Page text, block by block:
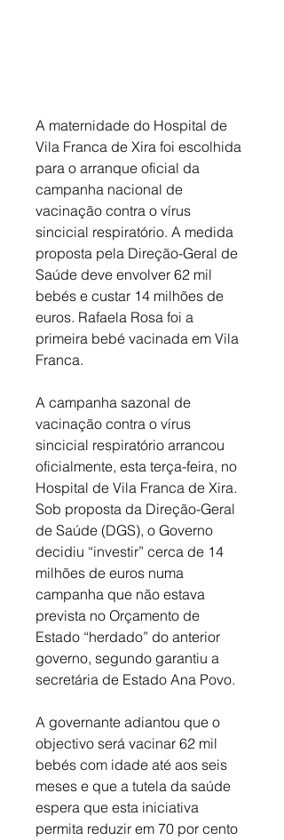
A maternidade do Hospital de
Vila Franca de Xira foi escolhida
para o arranque oficial da
campanha nacional de
vacinação contra o vírus
sincicial respiratório. A medida
proposta pela Direção-Geral de
Saúde deve envolver 62 mil
bebés e custar 14 milhões de
euros. Rafaela Rosa foi a
primeira bebé vacinada em Vila
Franca.
A campanha sazonal de
vacinação contra o vírus
sincicial respiratório arrancou
oficialmente, esta terça-feira, no
Hospital de Vila Franca de Xira.
Sob proposta da Direção-Geral
de Saúde (DGS), o Governo
decidiu “investir” cerca de 14
milhões de euros numa
campanha que não estava
prevista no Orçamento de
Estado “herdado” do anterior
governo, segundo garantiu a
secretária de Estado Ana Povo.
A governante adiantou que o
objectivo será vacinar 62 mil
bebés com idade até aos seis
meses e que a tutela da saúde
espera que esta iniciativa
permita reduzir em 70 por cento